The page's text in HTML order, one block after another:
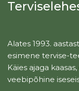
Alates 1993.
esimene tervise-
Käies ajaga
veebipõhine